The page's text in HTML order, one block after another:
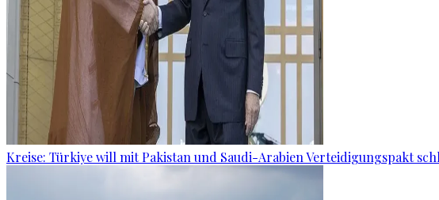
Kreise: Türkiye will mit Pakistan und Saudi-Arabien Verteidigungspakt